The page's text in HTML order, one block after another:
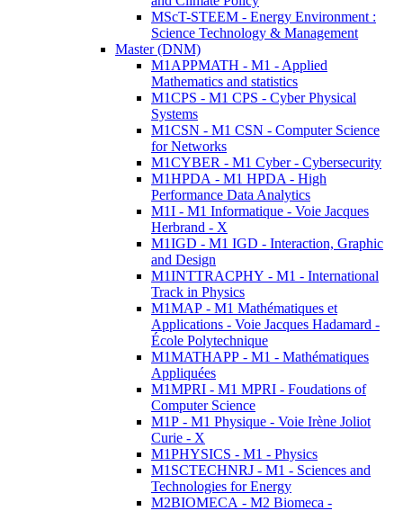
MScT-STEEM - Energy Environment :
Science Technology & Management
Master (DNM)
M1APPMATH - M1 - Applied
Mathematics and statistics
M1CPS - M1 CPS - Cyber Physical
Systems
M1CSN - M1 CSN - Computer Science
for Networks
M1CYBER - M1 Cyber - Cybersecurity
M1HPDA - M1 HPDA - High
Performance Data Analytics
M1I - M1 Informatique - Voie Jacques
Herbrand - X
M1IGD - M1 IGD - Interaction, Graphic
and Design
M1INTTRACPHY - M1 - International
Track in Physics
M1MAP - M1 Mathématiques et
Applications - Voie Jacques Hadamard -
École Polytechnique
M1MATHAPP - M1 - Mathématiques
Appliquées
M1MPRI - M1 MPRI - Foudations of
Computer Science
M1P - M1 Physique - Voie Irène Joliot
Curie - X
M1PHYSICS - M1 - Physics
M1SCTECHNRJ - M1 - Sciences and
Technologies for Energy
M2BIOMECA - M2 Biomeca -